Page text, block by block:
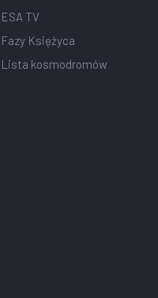
ESA TV
Fazy Księżyca
Lista kosmodromów